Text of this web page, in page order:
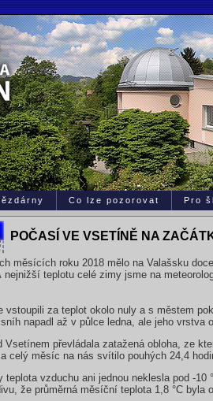
Co lze pozorovat Pro
POČASÍ VE VSETÍNĚ NA
měsících roku 2018 mělo na Valašsku
nejnižší teplotu celé zimy jsme na
vstoupili za teplot okolo nuly a s městem
napadl až v půlce ledna, ale jeho vrstva
Vsetínem převládala zatažená obloha, ze
celý měsíc na nás svítilo pouhých 24,4
teplota vzduchu ani jednou neklesla pod -
že průměrná měsíční teplota 1,8 °C byla